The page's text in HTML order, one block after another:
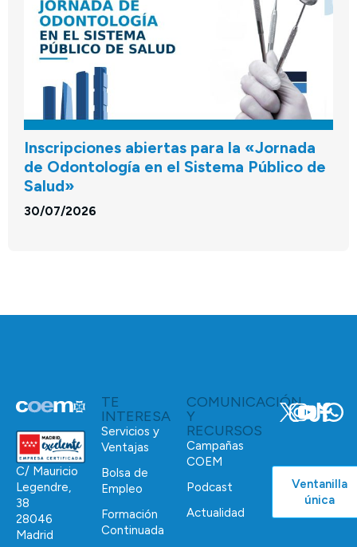
Inscripciones abiertas para la «Jornada
de Odontología en el Sistema Público de
Salud»
30/07/2026
C/ Mauricio
Legendre,
38
28046
Madrid
TE
INTERESA
Servicios y
Ventajas
Bolsa de
Empleo
Formación
Continuada
COMUNICACIÓN
Y
RECURSOS
Campañas
COEM
Podcast
Actualidad
Ventanilla
única